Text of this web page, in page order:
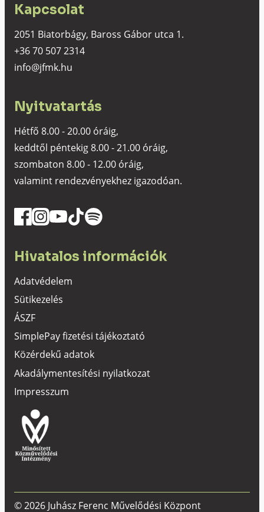
Kapcsolat
2051 Biatorbágy, Baross Gábor utca 1.
+36 70 507 2314
info@jfmk.hu
Nyitvatartás
Hétfő 8.00 - 20.00 óráig,
keddtől péntekig 8.00 - 21.00 óráig,
szombaton 8.00 - 12.00 óráig,
valamint rendezvényekhez igazodóan.
Hivatalos információk
Adatvédelem
Sütikezelés
ÁSZF
SimplePay fizetési tájékoztató
Közérdekű adatok
Akadálymentesítési nyilatkozat
Impresszum
© 2026 Juhász Ferenc Művelődési Központ